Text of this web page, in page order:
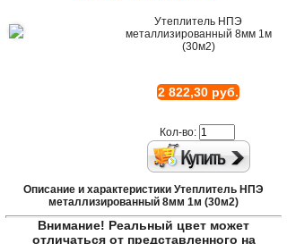
Утеплитель НПЭ
металлизированный 8мм 1м
(30м2)
2 822,30 руб.
Кол-во:
Описание и характеристики Утеплитель НПЭ
металлизированный 8мм 1м (30м2)
Внимание! Реальный цвет может
отличаться от представленного на